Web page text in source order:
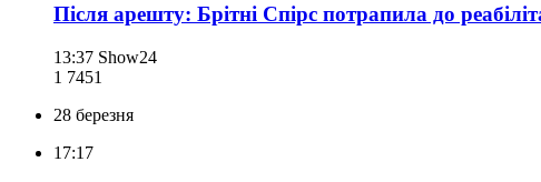
Після арешту: Брітні Спірс потрапила до
13:37 Show24
1 7451
28 березня
17:17